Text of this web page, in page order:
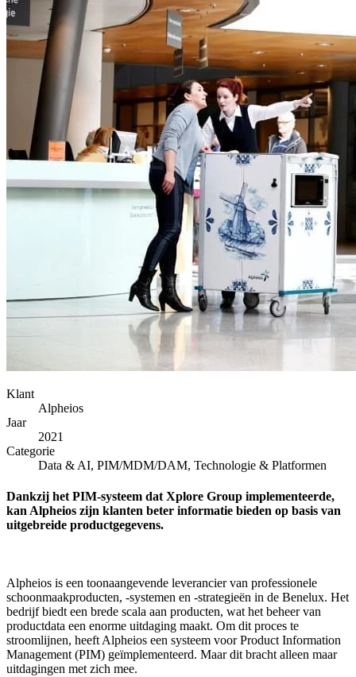
Klant
Alpheios
Jaar
2021
Categorie
Data & AI, PIM/MDM/DAM, Technologie & Platformen
Dankzij het PIM-systeem dat Xplore Group implementeerde,
kan Alpheios zijn klanten beter informatie bieden op basis van
uitgebreide productgegevens.
Alpheios is een toonaangevende leverancier van professionele
schoonmaakproducten, -systemen en -strategieën in de Benelux. Het
bedrijf biedt een brede scala aan producten, wat het beheer van
productdata een enorme uitdaging maakt. Om dit proces te
stroomlijnen, heeft Alpheios een systeem voor Product Information
Management (PIM) geïmplementeerd. Maar dit bracht alleen maar
uitdagingen met zich mee.